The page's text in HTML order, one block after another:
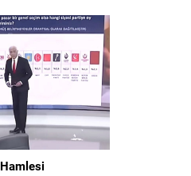
Ziyaretin en somut
Mekke Ortak
ortak
barış, istikrar...